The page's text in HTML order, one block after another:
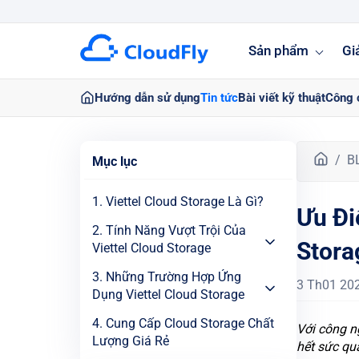
Sản phẩm
Hướng dẫn sử dụngTin tứcBài viết kỹ thuậtCông
Mục lục
1. Viettel Cloud Storage Là Gì?
2. Tính Năng Vượt Trội Của
Viettel Cloud Storage
3. Những Trường Hợp Ứng
Dụng Viettel Cloud Storage
4. Cung Cấp Cloud Storage Chất
Lượng Giá Rẻ
T
n
g
c
h
ủ
Ưu
3 Th01
Với công
hết sức